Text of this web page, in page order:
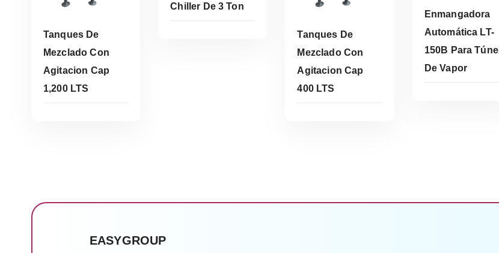
Tanques De
Mezclado Con
Agitacion Cap
1,200 LTS
Chiller De 3 Ton
Tanques De
Mezclado Con
Agitacion Cap
400 LTS
Leer Más
Enmangadora
Automática LT-
150B Para Túnel
De Vapor
EASYGROUP